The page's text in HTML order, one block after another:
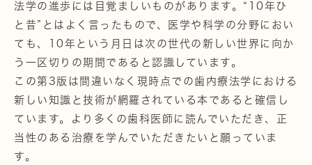
法学の進歩には目覚ましいものがあります。“10年ひ
と昔”とはよく言ったもので、医学や科学の分野におい
ても、10年という月日は次の世代の新しい世界に向か
う一区切りの期間であると認識しています。
この第3版は間違いなく現時点での歯内療法学における
新しい知識と技術が網羅されている本であると確信し
ています。より多くの歯科医師に読んでいただき、正
当性のある治療を学んでいただきたいと願っていま
す。